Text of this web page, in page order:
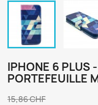
IPHONE 6 PLUS
PORTEFEUILLE
15,86 CHF